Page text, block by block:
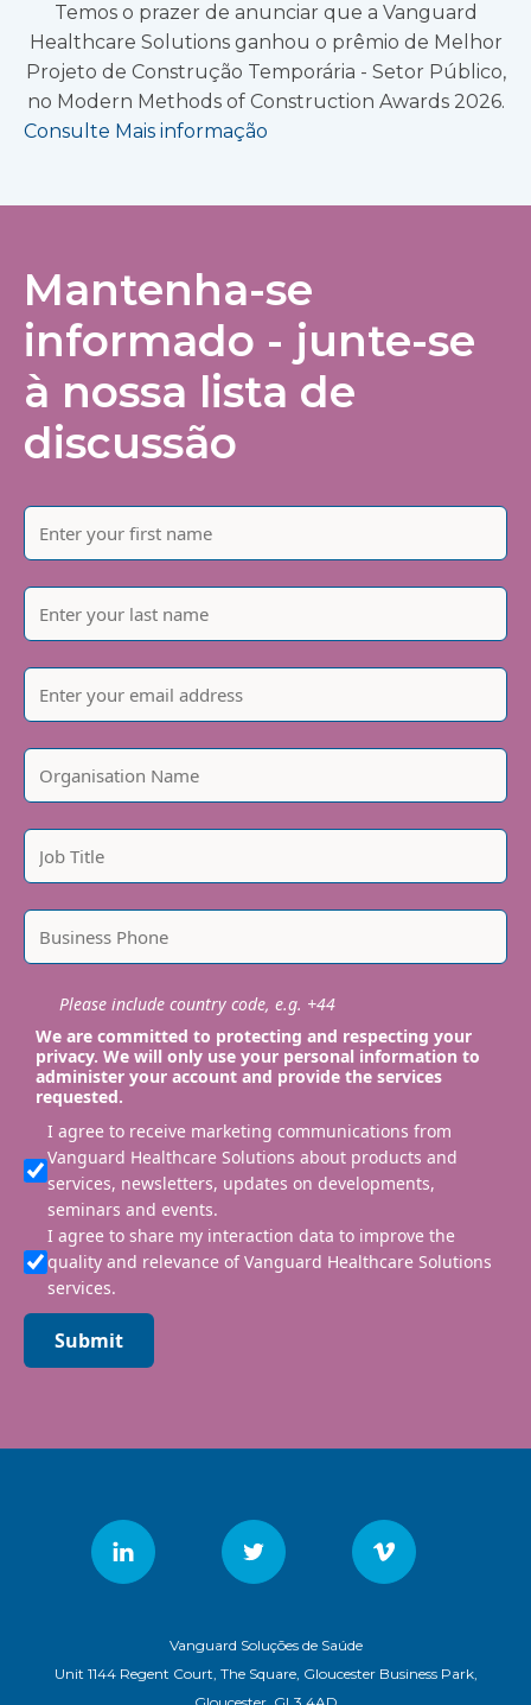
Temos o prazer de anunciar que a Vanguard
Healthcare Solutions ganhou o prêmio de Melhor
Projeto de Construção Temporária - Setor Público,
no Modern Methods of Construction Awards 2026.
Consulte Mais informação
Mantenha-se
informado - junte-se
à nossa lista de
discussão
Please include country code, e.g. +44
We are committed to protecting and respecting your
privacy. We will only use your personal information to
administer your account and provide the services
requested.
I agree to receive marketing communications from
Vanguard Healthcare Solutions about products and
services, newsletters, updates on developments,
seminars and events.
I agree to share my interaction data to improve the
quality and relevance of Vanguard Healthcare Solutions
services.
Submit
Vanguard Soluções de Saúde
Unit 1144 Regent Court, The Square, Gloucester Business Park,